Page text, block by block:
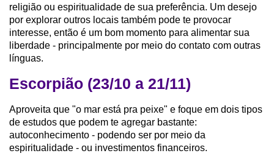
religião ou espiritualidade de sua preferência. Um desejo
por explorar outros locais também pode te provocar
interesse, então é um bom momento para alimentar sua
liberdade - principalmente por meio do contato com outras
línguas.
Escorpião (23/10 a 21/11)
Aproveita que "o mar está pra peixe" e foque em dois tipos
de estudos que podem te agregar bastante:
autoconhecimento - podendo ser por meio da
espiritualidade - ou investimentos financeiros.